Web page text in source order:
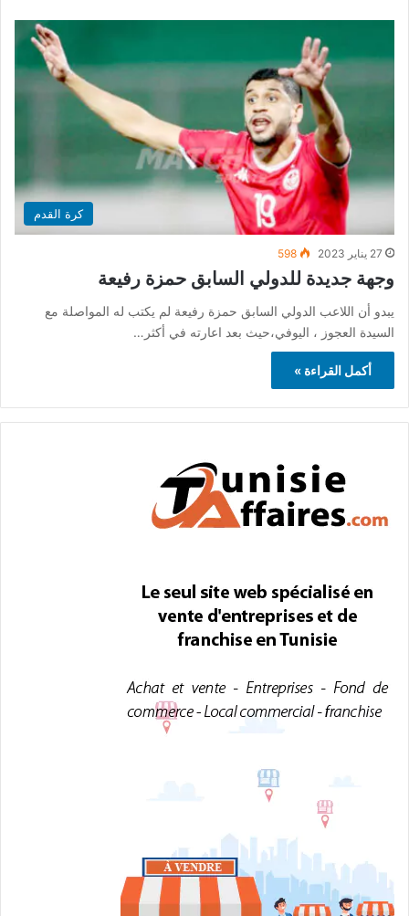
كرة القدم
27 يناير 2023 598
وجهة جديدة للدولي السابق حمزة رفيعة
يبدو أن اللاعب الدولي السابق حمزة رفيعة لم يكتب له المواصلة مع
السيدة العجوز ، اليوفي،حيث بعد اعارته في أكثر…
أكمل القراءة »